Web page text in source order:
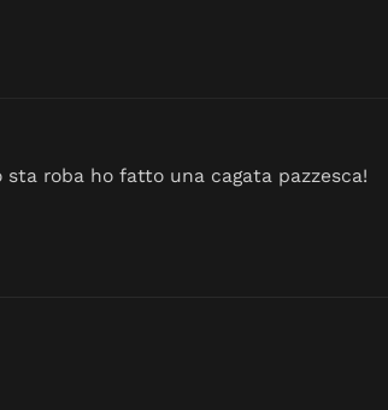
roba ho fatto una cagata pazzesca!